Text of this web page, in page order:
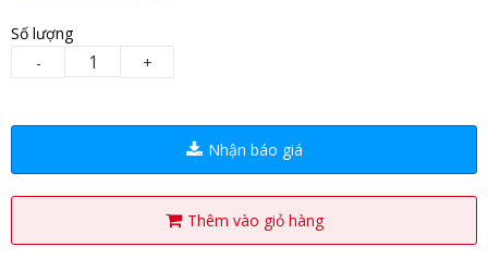
Số lượng
-
+
Nhận báo giá
Thêm vào giỏ hàng